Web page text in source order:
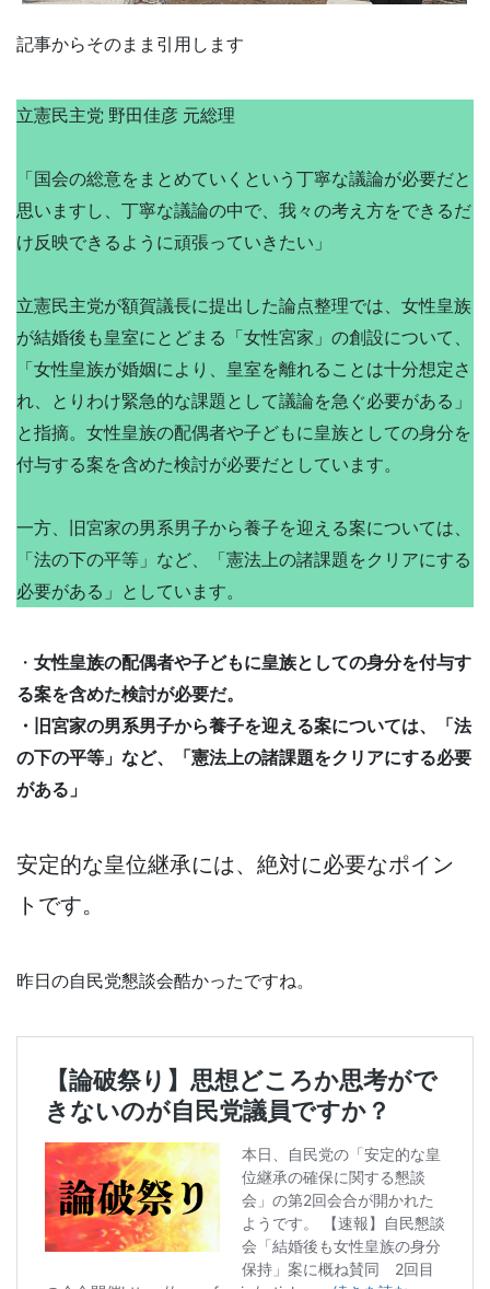
記事からそのまま引用します
立憲民主党 野田佳彦 元総理
「国会の総意をまとめていくという丁寧な議論が必要だと
思いますし、丁寧な議論の中で、我々の考え方をできるだ
け反映できるように頑張っていきたい」
立憲民主党が額賀議長に提出した論点整理では、女性皇族
が結婚後も皇室にとどまる「女性宮家」の創設について、
「女性皇族が婚姻により、皇室を離れることは十分想定さ
れ、とりわけ緊急的な課題として議論を急ぐ必要がある」
と指摘。女性皇族の配偶者や子どもに皇族としての身分を
付与する案を含めた検討が必要だとしています。
一方、旧宮家の男系男子から養子を迎える案については、
「法の下の平等」など、「憲法上の諸課題をクリアにする
必要がある」としています。
・ 女性皇族の配偶者や子どもに皇族としての身分を付与す
る案を含めた検討が必要だ。
・旧宮家の男系男子から養子を迎える案については、「法
の下の平等」など、「憲法上の諸課題をクリアにする必要
がある」
安定的な皇位継承には、絶対に必要なポイン
トです。
昨日の自民党懇談会酷かったですね。